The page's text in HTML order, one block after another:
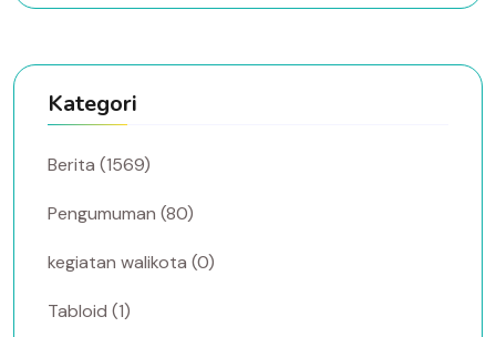
Kategori
Berita (1569)
Pengumuman (80)
kegiatan walikota (0)
Tabloid (1)